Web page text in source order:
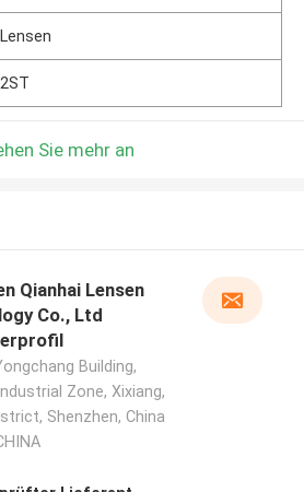
Lensen
2ST
Sie mehr an
Qianhai Lensen
Co., Ltd
Building,
Zone, Xixiang,
Shenzhen, China